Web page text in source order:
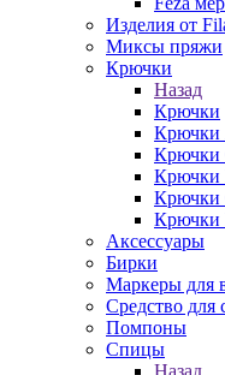
Изделия от
Миксы пряжи
Крючки
Назад
Крючки
Крючки
Крючки
Крючки
Крючки
Аксессуары
Бирки
Маркеры для
Средство для
Помпоны
Спицы
Назад